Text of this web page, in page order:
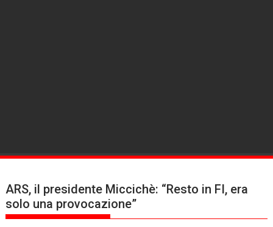
ARS, il presidente Miccichè: “Resto in FI, era
solo una provocazione”